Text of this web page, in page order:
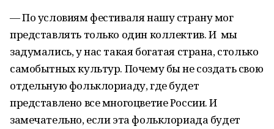
— По условиям фестиваля нашу страну мог
представлять только один коллектив. И мы
задумались, у нас такая богатая страна, столько
самобытных культур. Почему бы не создать свою
отдельную фольклориаду, где будет
представлено все многоцветие России. И
замечательно, если эта фольклориада будет